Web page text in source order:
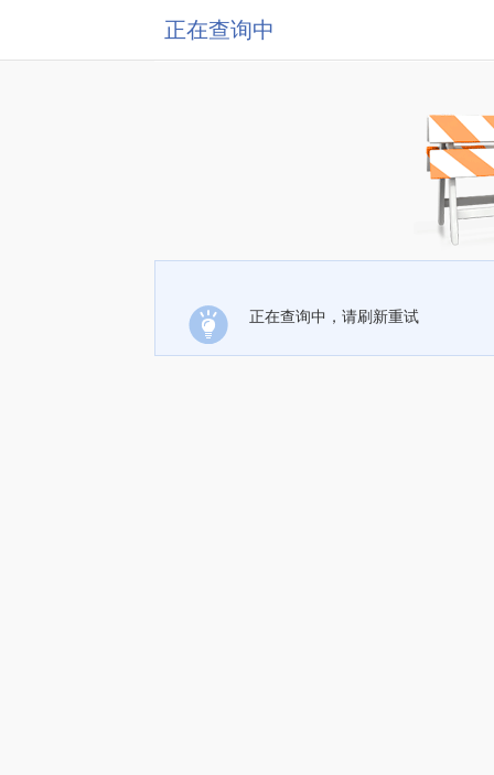
正在查询中
正在查询中，请刷新重试